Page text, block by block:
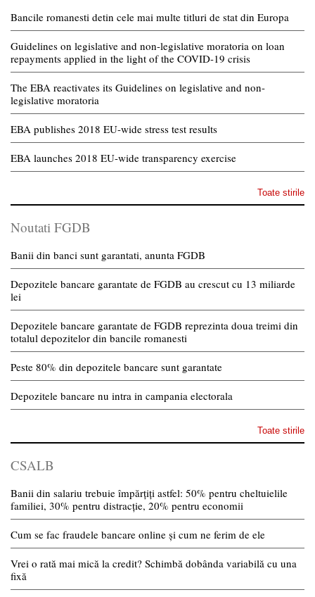
Bancile romanesti detin cele mai multe titluri de stat din Europa
Guidelines on legislative and non-legislative moratoria on loan
repayments applied in the light of the COVID-19 crisis
The EBA reactivates its Guidelines on legislative and non-
legislative moratoria
EBA publishes 2018 EU-wide stress test results
EBA launches 2018 EU-wide transparency exercise
Toate stirile
Noutati FGDB
Banii din banci sunt garantati, anunta FGDB
Depozitele bancare garantate de FGDB au crescut cu 13 miliarde
lei
Depozitele bancare garantate de FGDB reprezinta doua treimi din
totalul depozitelor din bancile romanesti
Peste 80% din depozitele bancare sunt garantate
Depozitele bancare nu intra in campania electorala
Toate stirile
CSALB
Banii din salariu trebuie împărțiți astfel: 50% pentru cheltuielile
familiei, 30% pentru distracție, 20% pentru economii
Cum se fac fraudele bancare online și cum ne ferim de ele
Vrei o rată mai mică la credit? Schimbă dobânda variabilă cu una
fixă